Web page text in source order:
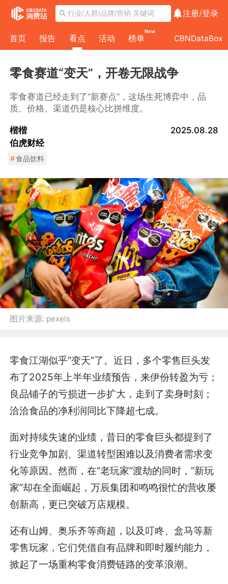
注册/登录
首页 报告 看点 活动 榜单
New
CBNDataBox
零食赛道“变天”，开卷无限战争
零食赛道已经走到了“新赛点”，这场生死博弈中，品
质、价格、渠道仍是核心比拼维度。
楷楷
伯虎财经
2025.08.28
#食品饮料
图片来源: pexels
零食江湖似乎“变天”了。近日，多个零售巨头发
布了2025年上半年业绩预告，来伊份转盈为亏；
良品铺子的亏损进一步扩大，走到了卖身时刻；
洽洽食品的净利润同比下降超七成。
面对持续失速的业绩，昔日的零食巨头都提到了
行业竞争加剧、渠道转型困难以及消费者需求变
化等原因。然而，在“老玩家”渡劫的同时，“新玩
家”却在全面崛起，万辰集团和鸣鸣很忙的营收屡
创新高，更已突破万店规模。
还有山姆、奥乐齐等商超，以及叮咚、盒马等新
零售玩家，它们凭借自有品牌和即时履约能力，
掀起了一场重构零食消费链路的变革浪潮。